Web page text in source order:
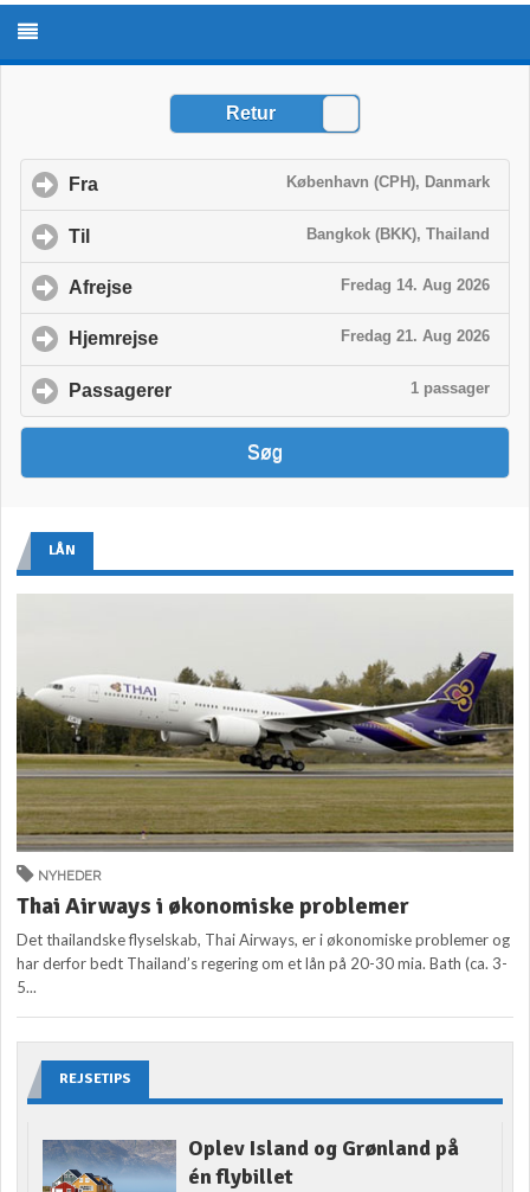
LÅN
NYHEDER
Thai Airways i økonomiske problemer
Det thailandske flyselskab, Thai Airways, er i økonomiske problemer og
har derfor bedt Thailand’s regering om et lån på 20-30 mia. Bath (ca. 3-
5...
REJSETIPS
Oplev Island og Grønland på
én flybillet